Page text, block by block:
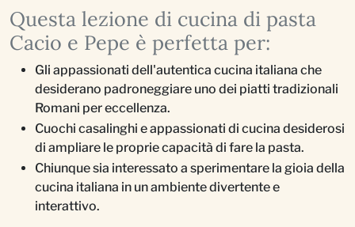
Questa lezione di cucina di pasta
Cacio e Pepe è perfetta per:
Gli appassionati dell'autentica cucina italiana che
desiderano padroneggiare uno dei piatti tradizionali
Romani per eccellenza.
Cuochi casalinghi e appassionati di cucina desiderosi
di ampliare le proprie capacità di fare la pasta.
Chiunque sia interessato a sperimentare la gioia della
cucina italiana in un ambiente divertente e
interattivo.